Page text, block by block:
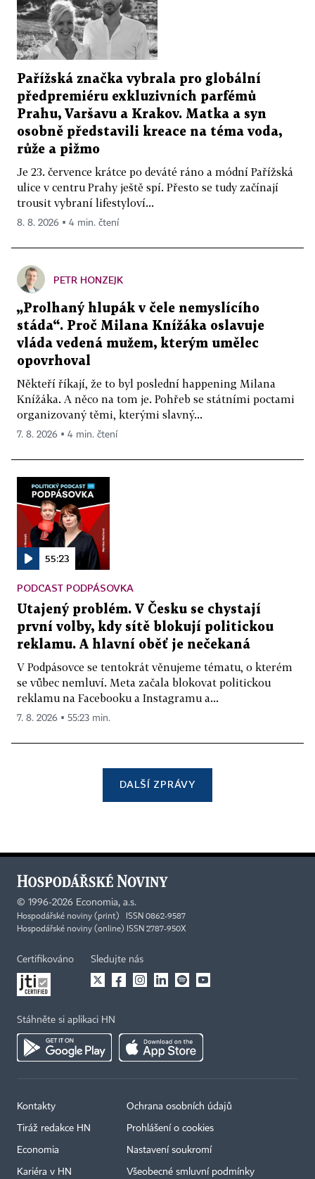
Pařížská značka vybrala pro globální
předpremiéru exkluzivních parfémů
Prahu, Varšavu a Krakov. Matka a syn
osobně představili kreace na téma voda,
růže a pižmo
Je 23. července krátce po deváté ráno a módní Pařížská
ulice v centru Prahy ještě spí. Přesto se tudy začínají
trousit vybraní lifestyloví...
8. 8. 2026 ▪ 4 min. čtení
PETR HONZEJK
„Prolhaný hlupák v čele nemyslícího
stáda“. Proč Milana Knížáka oslavuje
vláda vedená mužem, kterým umělec
opovrhoval
Někteří říkají, že to byl poslední happening Milana
Knížáka. A něco na tom je. Pohřeb se státními poctami
organizovaný těmi, kterými slavný...
7. 8. 2026 ▪ 4 min. čtení
55:23
PODCAST PODPÁSOVKA
Utajený problém. V Česku se chystají
první volby, kdy sítě blokují politickou
reklamu. A hlavní oběť je nečekaná
V Podpásovce se tentokrát věnujeme tématu, o kterém
se vůbec nemluví. Meta začala blokovat politickou
reklamu na Facebooku a Instagramu a...
7. 8. 2026 ▪ 55:23 min.
DALŠÍ ZPRÁVY
© 1996-2026 Economia, a.s.
Hospodářské noviny (print) ISSN 0862-9587
Hospodářské noviny (online) ISSN 2787-950X
Certifikováno Sledujte nás
Stáhněte si aplikaci HN
Kontakty
Tiráž redakce HN
Economia
Kariéra v HN
Ochrana osobních údajů
Prohlášení o cookies
Nastavení soukromí
Všeobecné smluvní podmínky